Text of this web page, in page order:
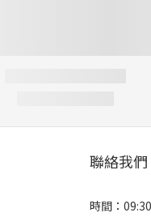
聯絡我們
時間：